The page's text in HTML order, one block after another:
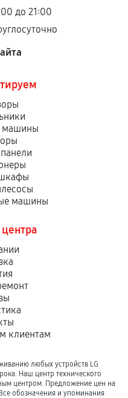
до 21:00
машины
машины
клиентам
любых устройств LG
Наш центр технического
центром. Предложение цен на
обозначения и упоминания